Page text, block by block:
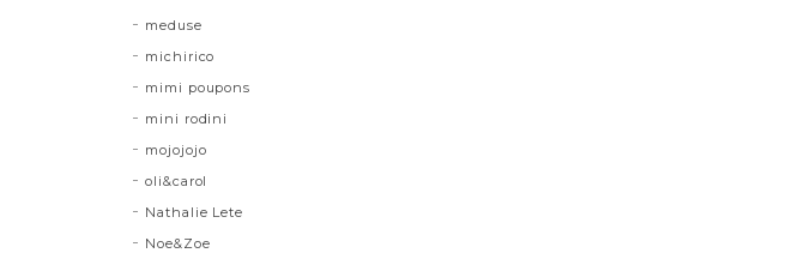
meduse
michirico
mimi poupons
mini rodini
mojojojo
oli&carol
Nathalie Lete
Noe&Zoe